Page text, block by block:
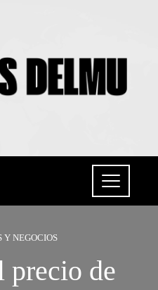
Y NEGOCIOS
precio de